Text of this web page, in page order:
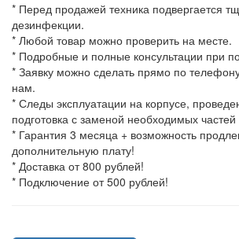
* Перед продажей техника подвергается
дезинфекции.
* Любой товар можно проверить на месте.
* Подробные и полные консультации при
* Заявку можно сделать прямо по
нам.
* Следы эксплуатации на корпусе,
подготовка с заменой необходимых частей
* Гарантия 3 месяца + возможность
дополнительную плату!
* Доставка от 800 рублей!
* Подключение от 500 рублей!